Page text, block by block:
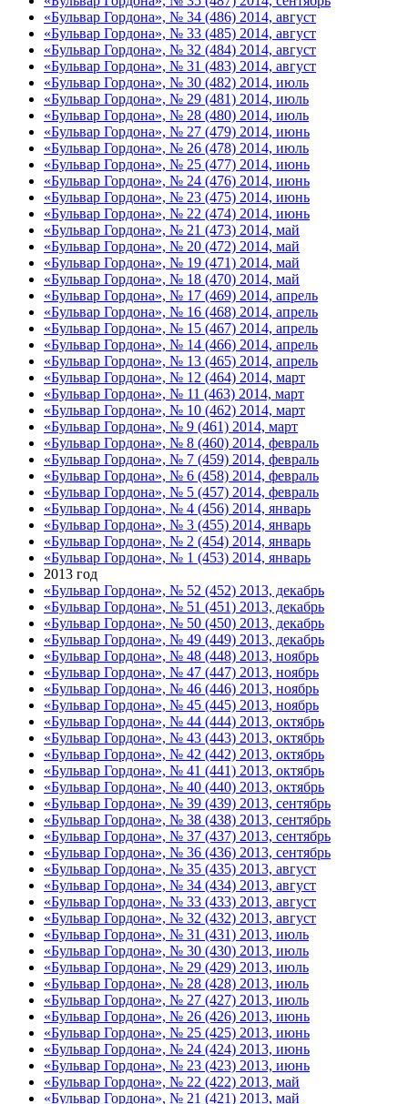
«Бульвар Гордона», № 34 (486) 2014, август
«Бульвар Гордона», № 33 (485) 2014, август
«Бульвар Гордона», № 32 (484) 2014, август
«Бульвар Гордона», № 31 (483) 2014, август
«Бульвар Гордона», № 30 (482) 2014, июль
«Бульвар Гордона», № 29 (481) 2014, июль
«Бульвар Гордона», № 28 (480) 2014, июль
«Бульвар Гордона», № 27 (479) 2014, июнь
«Бульвар Гордона», № 26 (478) 2014, июль
«Бульвар Гордона», № 25 (477) 2014, июнь
«Бульвар Гордона», № 24 (476) 2014, июнь
«Бульвар Гордона», № 23 (475) 2014, июнь
«Бульвар Гордона», № 22 (474) 2014, июнь
«Бульвар Гордона», № 21 (473) 2014, май
«Бульвар Гордона», № 20 (472) 2014, май
«Бульвар Гордона», № 19 (471) 2014, май
«Бульвар Гордона», № 18 (470) 2014, май
«Бульвар Гордона», № 17 (469) 2014, апрель
«Бульвар Гордона», № 16 (468) 2014, апрель
«Бульвар Гордона», № 15 (467) 2014, апрель
«Бульвар Гордона», № 14 (466) 2014, апрель
«Бульвар Гордона», № 13 (465) 2014, апрель
«Бульвар Гордона», № 12 (464) 2014, март
«Бульвар Гордона», № 11 (463) 2014, март
«Бульвар Гордона», № 10 (462) 2014, март
«Бульвар Гордона», № 9 (461) 2014, март
«Бульвар Гордона», № 8 (460) 2014, февраль
«Бульвар Гордона», № 7 (459) 2014, февраль
«Бульвар Гордона», № 6 (458) 2014, февраль
«Бульвар Гордона», № 5 (457) 2014, февраль
«Бульвар Гордона», № 4 (456) 2014, январь
«Бульвар Гордона», № 3 (455) 2014, январь
«Бульвар Гордона», № 2 (454) 2014, январь
«Бульвар Гордона», № 1 (453) 2014, январь
2013 год
«Бульвар Гордона», № 52 (452) 2013, декабрь
«Бульвар Гордона», № 51 (451) 2013, декабрь
«Бульвар Гордона», № 50 (450) 2013, декабрь
«Бульвар Гордона», № 49 (449) 2013, декабрь
«Бульвар Гордона», № 48 (448) 2013, ноябрь
«Бульвар Гордона», № 47 (447) 2013, ноябрь
«Бульвар Гордона», № 46 (446) 2013, ноябрь
«Бульвар Гордона», № 45 (445) 2013, ноябрь
«Бульвар Гордона», № 44 (444) 2013, октябрь
«Бульвар Гордона», № 43 (443) 2013, октябрь
«Бульвар Гордона», № 42 (442) 2013, октябрь
«Бульвар Гордона», № 41 (441) 2013, октябрь
«Бульвар Гордона», № 40 (440) 2013, октябрь
«Бульвар Гордона», № 39 (439) 2013, сентябрь
«Бульвар Гордона», № 38 (438) 2013, сентябрь
«Бульвар Гордона», № 37 (437) 2013, сентябрь
«Бульвар Гордона», № 36 (436) 2013, сентябрь
«Бульвар Гордона», № 35 (435) 2013, август
«Бульвар Гордона», № 34 (434) 2013, август
«Бульвар Гордона», № 33 (433) 2013, август
«Бульвар Гордона», № 32 (432) 2013, август
«Бульвар Гордона», № 31 (431) 2013, июль
«Бульвар Гордона», № 30 (430) 2013, июль
«Бульвар Гордона», № 29 (429) 2013, июль
«Бульвар Гордона», № 28 (428) 2013, июль
«Бульвар Гордона», № 27 (427) 2013, июль
«Бульвар Гордона», № 26 (426) 2013, июнь
«Бульвар Гордона», № 25 (425) 2013, июнь
«Бульвар Гордона», № 24 (424) 2013, июнь
«Бульвар Гордона», № 23 (423) 2013, июнь
«Бульвар Гордона», № 22 (422) 2013, май
«Бульвар Гордона», № 21 (421) 2013, май